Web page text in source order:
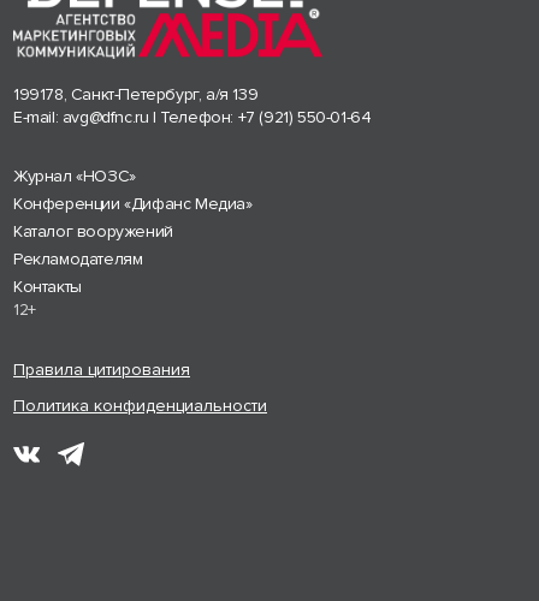
199178, Санкт-Петербург, а/я 139
E-mail: avg@dfnc.ru | Телефон: +7 (921) 550-01-64
Журнал «НОЗС»
Конференции «Дифанс Медиа»
Каталог вооружений
Рекламодателям
Контакты
12+
Правила цитирования
Политика конфиденциальности